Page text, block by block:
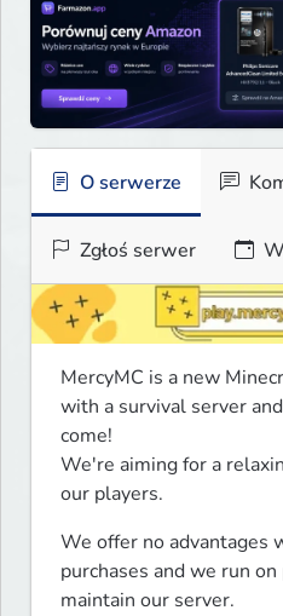
O serwerze
Zgłoś serwer
MercyMC is a new
with a survival server
come!
We're aiming for a
our players.
We offer no advantages
purchases and we run
maintain our server.